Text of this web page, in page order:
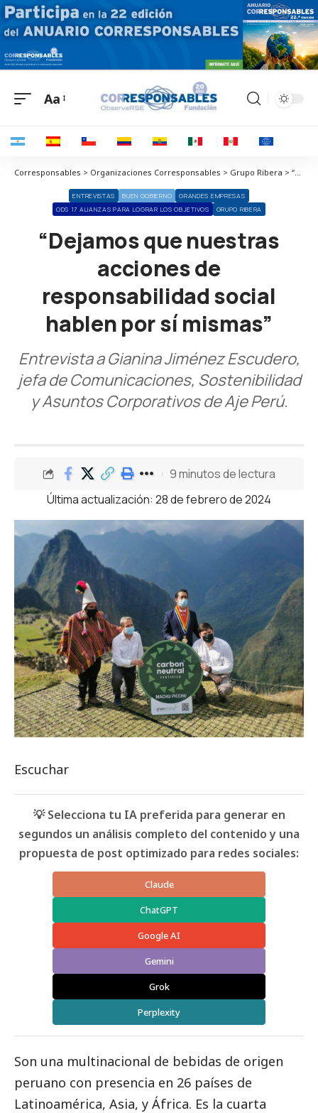
Aa
Corresponsables > Organizaciones Corresponsables > Grupo Ribera > “Dejamos que nuestras acciones de responsabilidad social hablen por sí mismas”
ENTREVISTAS BUEN GOBIERNO
GRANDES EMPRESAS
ODS 17 ALIANZAS PARA LOGRAR LOS OBJETIVOS
GRUPO RIBERA
“Dejamos que nuestras
acciones de
responsabilidad social
hablen por sí mismas”
Entrevista a Gianina Jiménez Escudero,
jefa de Comunicaciones, Sostenibilidad
y Asuntos Corporativos de Aje Perú.
Última actualización: 28 de febrero de 2024
9 minutos de lectura
Escuchar
💡 Selecciona tu IA preferida para generar en
segundos un análisis completo del contenido y una
propuesta de post optimizado para redes sociales:
Claude
ChatGPT
Google AI
Gemini
Grok
Perplexity
Son una multinacional de bebidas de origen
peruano con presencia en 26 países de
Latinoamérica, Asia, y África. Es la cuarta